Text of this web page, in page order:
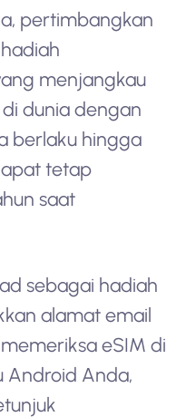
pertimbangkan
menjangkau
dunia dengan
berlaku hingga
tetap
saat
sebagai hadiah
alamat email
eSIM di
Android Anda,